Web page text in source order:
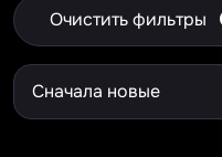
Очистить фильтры